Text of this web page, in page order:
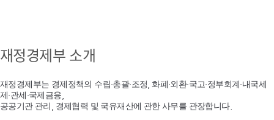
재정경제부 소개
재정경제부는 경제정책의 수립·총괄·조정, 화폐·외환·국고·정부회계·내국세
제·관세·국제금융,
공공기관 관리, 경제협력 및 국유재산에 관한 사무를 관장합니다.